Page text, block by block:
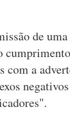
de
com a